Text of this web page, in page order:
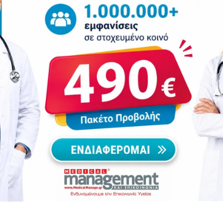
Δελτία Τύπου Προβολή Ιατρού Συνέδρια
ΜΆΡΤΙΟΣ 2020